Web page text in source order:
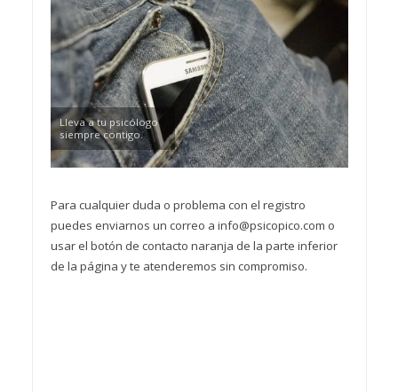
Lleva a tu psicólogo
siempre contigo.
Para cualquier duda o problema con el registro
puedes enviarnos un correo a info@psicopico.com o
usar el botón de contacto naranja de la parte inferior
de la página y te atenderemos sin compromiso.